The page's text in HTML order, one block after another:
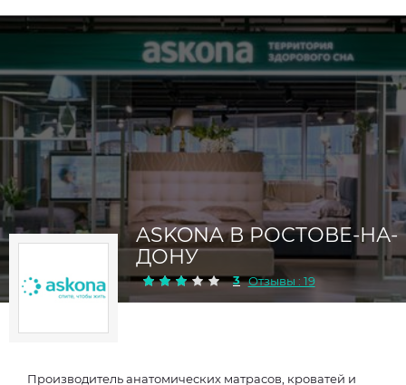
ASKONA В РОСТОВЕ-НА-
ДОНУ
3 Отзывы : 19
Производитель анатомических матрасов, кроватей и